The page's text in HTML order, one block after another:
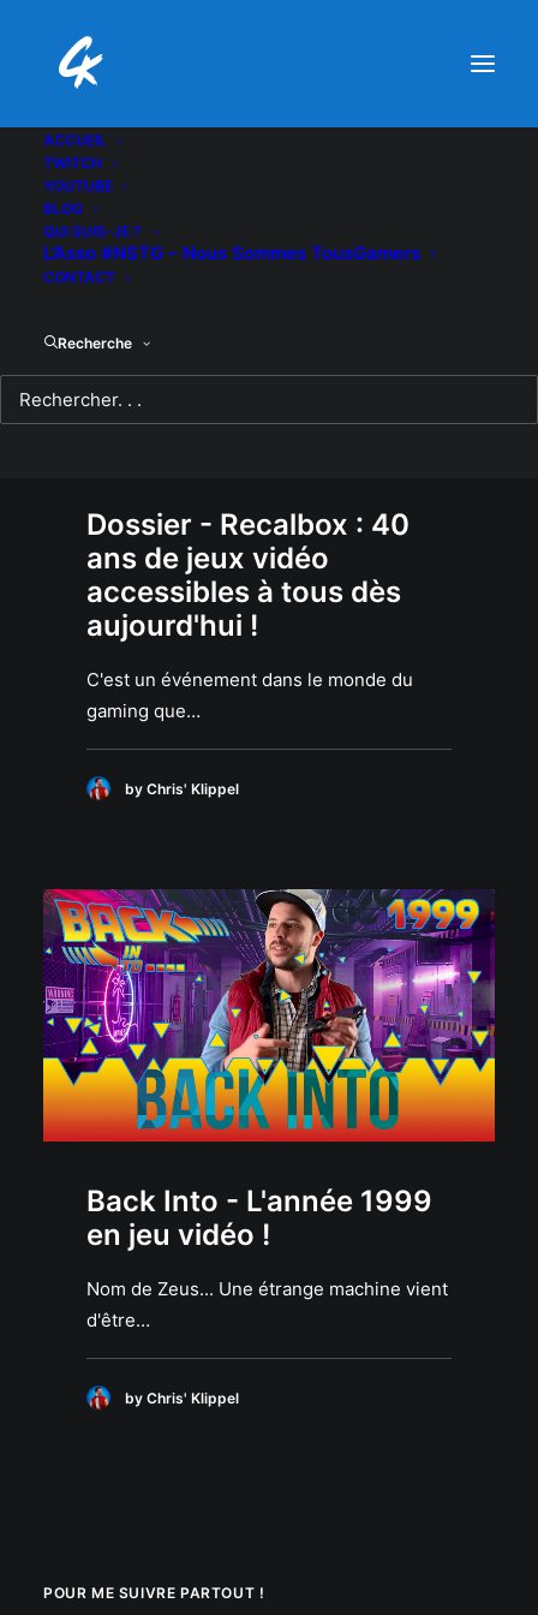
ACCUEIL
TWITCH
YOUTUBE
BLOG
QUI SUIS-JE ?
L’Asso #NSTG – Nous Sommes TousGamers
CONTACT
Recherche
Dossier - Recalbox : 40
ans de jeux vidéo
accessibles à tous dès
aujourd'hui !
C'est un événement dans le monde du
gaming que…
by Chris' Klippel
Back Into - L'année 1999
en jeu vidéo !
Nom de Zeus... Une étrange machine vient
d'être…
by Chris' Klippel
POUR ME SUIVRE PARTOUT !